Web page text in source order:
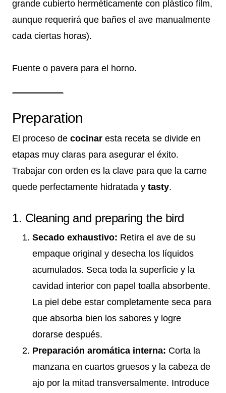
grande cubierto herméticamente con plástico film,
aunque requerirá que bañes el ave manualmente
cada ciertas horas).
Fuente o pavera para el horno.
Preparation
El proceso de cocinar esta receta se divide en
etapas muy claras para asegurar el éxito.
Trabajar con orden es la clave para que la carne
quede perfectamente hidratada y tasty.
1. Cleaning and preparing the bird
Secado exhaustivo: Retira el ave de su
empaque original y desecha los líquidos
acumulados. Seca toda la superficie y la
cavidad interior con papel toalla absorbente.
La piel debe estar completamente seca para
que absorba bien los sabores y logre
dorarse después.
Preparación aromática interna: Corta la
manzana en cuartos gruesos y la cabeza de
ajo por la mitad transversalmente. Introduce